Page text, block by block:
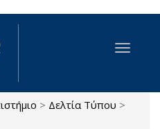
Toggle
> Δελτία Τύπου >